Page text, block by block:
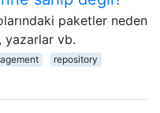
paketler neden
yazarlar vb.
repository